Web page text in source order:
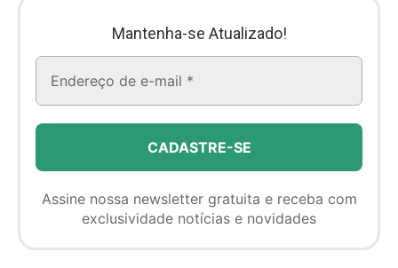
Mantenha-se Atualizado!
Assine nossa newsletter gratuita e receba com
exclusividade notícias e novidades